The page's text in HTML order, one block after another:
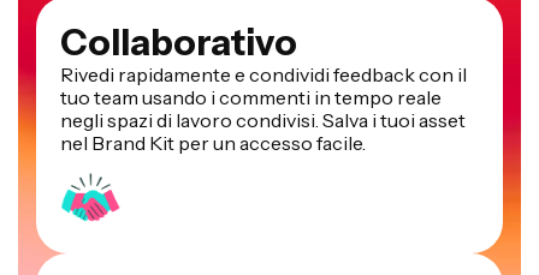
Collaborativo
Rivedi rapidamente e condividi feedback con il
tuo team usando i commenti in tempo reale
negli spazi di lavoro condivisi. Salva i tuoi asset
nel Brand Kit per un accesso facile.